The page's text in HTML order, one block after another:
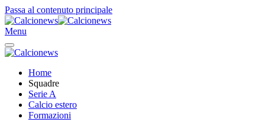
Passa al contenuto principale
Menu
Home
Squadre
Serie A
Calcio estero
Formazioni